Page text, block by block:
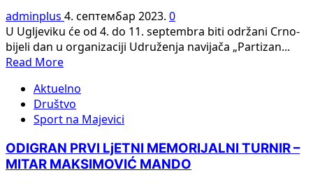
stigli
i
do
Zabrđa
adminplus 4. септембар 2023. 0
U Ugljeviku će od 4. do 11. septembra biti održani Crno-
bijeli dan u organizaciji Udruženja navijača „Partizan...
Read MoreRead
about
UGLJEVIK:
Besplatni
trenera
FK
Aktuelno
Društvo
Sport na Majevici
ODIGRAN PRVI LjETNI MEMORIJALNI TURNIR –
MITAR MAKSIMOVIĆ MANDO